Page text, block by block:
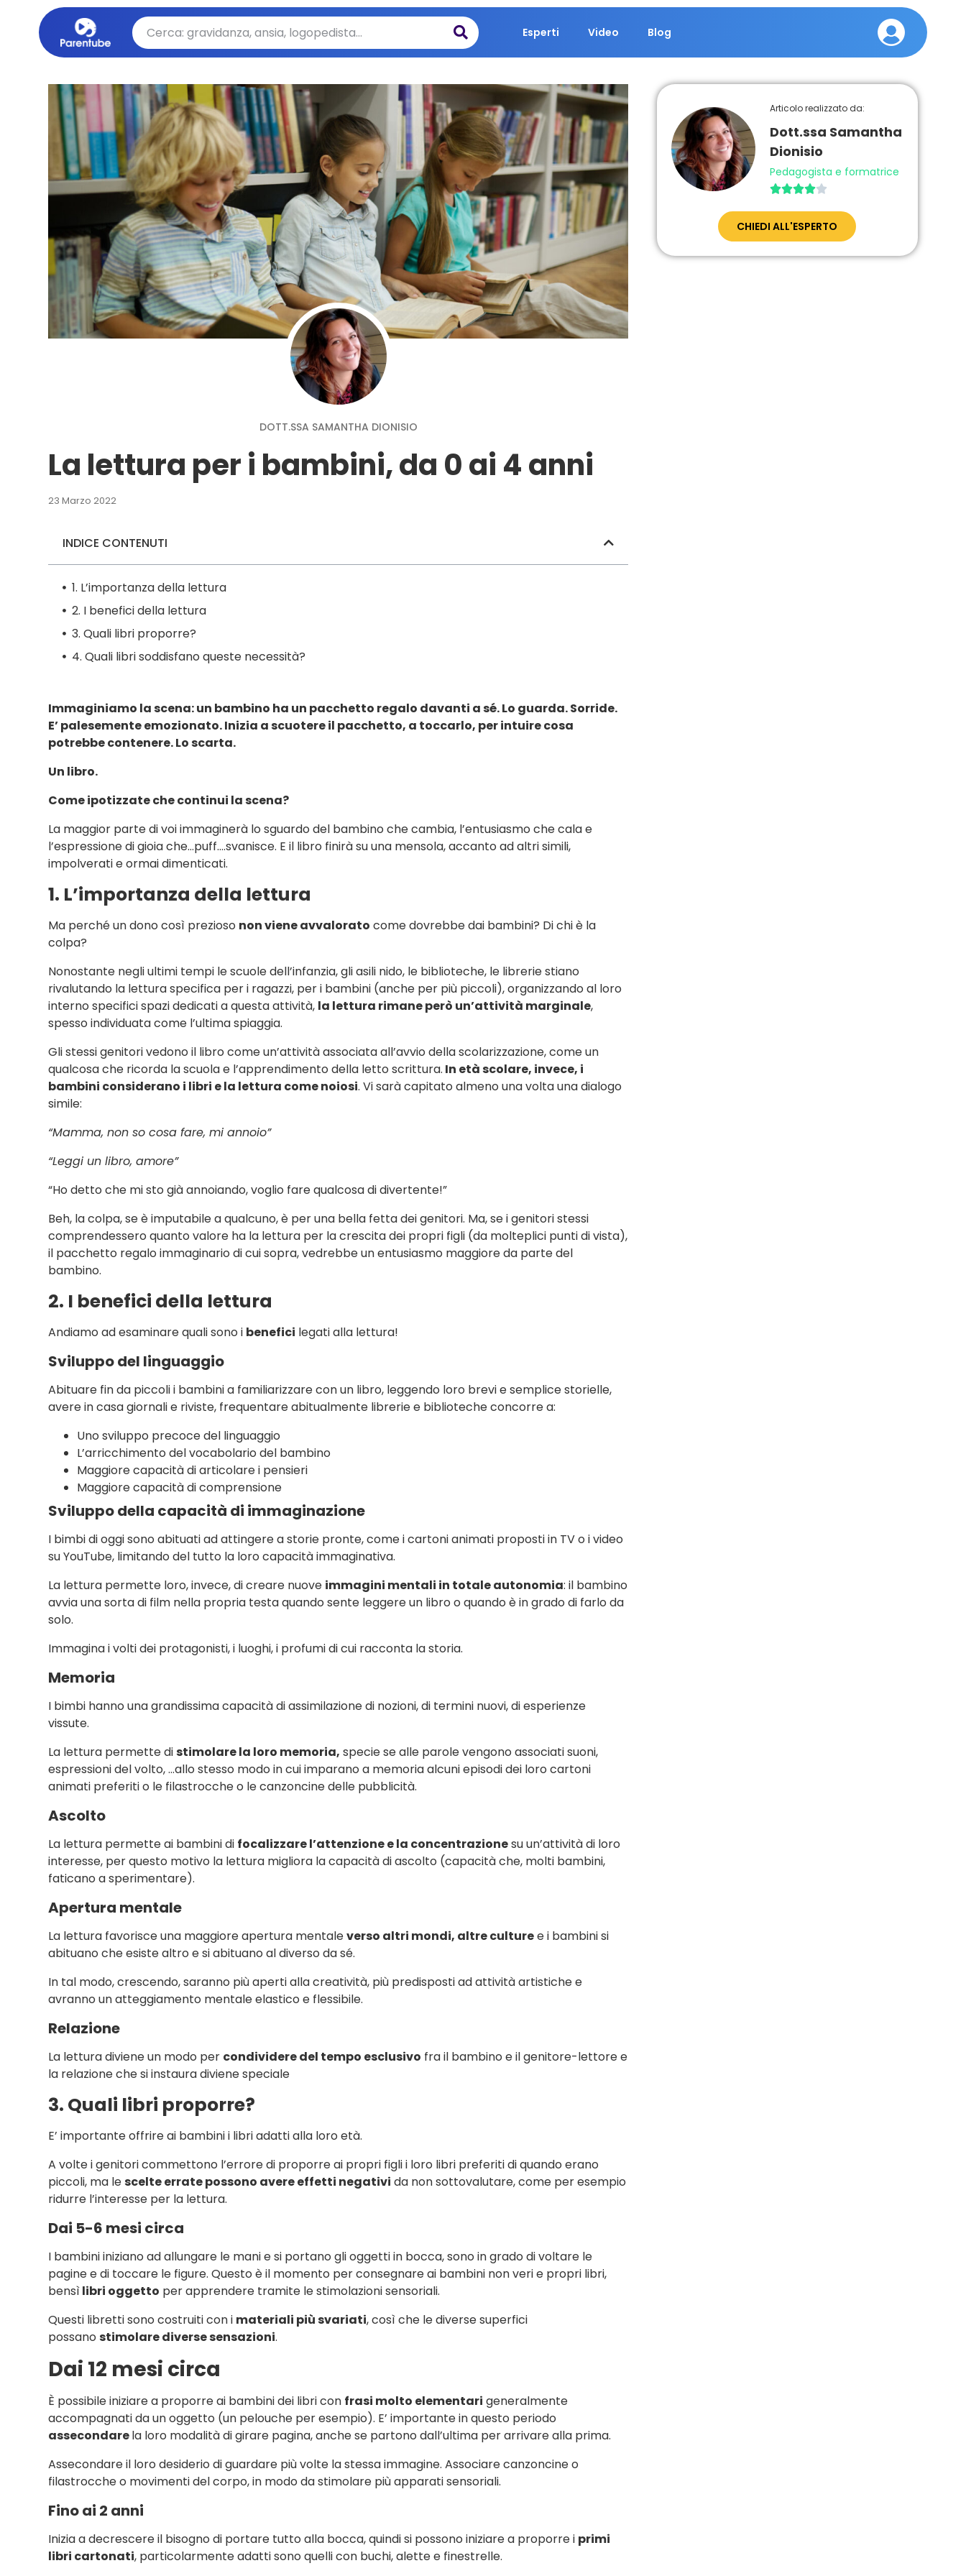
Esperti Video Blog
DOTT.SSA SAMANTHA DIONISIO
La lettura per i bambini, da 0 ai 4 anni
23 Marzo 2022
INDICE CONTENUTI
1. L’importanza della lettura
2. I benefici della lettura
3. Quali libri proporre?
4. Quali libri soddisfano queste necessità?
Immaginiamo la scena: un bambino ha un pacchetto regalo davanti a sé.Lo guarda. Sorride.
E’ palesemente emozionato. Inizia a scuotere il pacchetto, a toccarlo, per intuire cosa
potrebbe contenere. Lo scarta.
Un libro.
Come ipotizzate che continui la scena?
La maggior parte di voi immaginerà lo sguardo del bambino che cambia, l’entusiasmo che cala e
l’espressione di gioia che…puff….svanisce. E il libro finirà su una mensola, accanto ad altri simili,
impolverati e ormai dimenticati.
1. L’importanza della lettura
Ma perché un dono così prezioso non viene avvalorato come dovrebbe dai bambini? Di chi è la
colpa?
Nonostante negli ultimi tempi le scuole dell’infanzia, gli asili nido, le biblioteche, le librerie stiano
rivalutando la lettura specifica per i ragazzi, per i bambini (anche per più piccoli), organizzando al loro
interno specifici spazi dedicati a questa attività, la lettura rimane però un’attività marginale,
spesso individuata come l’ultima spiaggia.
Gli stessi genitori vedono il libro come un’attività associata all’avvio della scolarizzazione, come un
qualcosa che ricorda la scuola e l’apprendimento della letto scrittura. In età scolare, invece, i
bambini considerano i libri e la lettura come noiosi. Vi sarà capitato almeno una volta una dialogo
simile:
“Mamma, non so cosa fare, mi annoio”
“Leggi un libro, amore”
“Ho detto che mi sto già annoiando, voglio fare qualcosa di divertente!”
Beh, la colpa, se è imputabile a qualcuno, è per una bella fetta dei genitori. Ma, se i genitori stessi
comprendessero quanto valore ha la lettura per la crescita dei propri figli (da molteplici punti di vista),
il pacchetto regalo immaginario di cui sopra, vedrebbe un entusiasmo maggiore da parte del
bambino.
2. I benefici della lettura
Andiamo ad esaminare quali sono i benefici legati alla lettura!
Sviluppo del linguaggio
Abituare fin da piccoli i bambini a familiarizzare con un libro, leggendo loro brevi e semplice storielle,
avere in casa giornali e riviste, frequentare abitualmente librerie e biblioteche concorre a:
Uno sviluppo precoce del linguaggio
L’arricchimento del vocabolario del bambino
Maggiore capacità di articolare i pensieri
Maggiore capacità di comprensione
Sviluppo della capacità di immaginazione
I bimbi di oggi sono abituati ad attingere a storie pronte, come i cartoni animati proposti in TV o i video
su YouTube, limitando del tutto la loro capacità immaginativa.
La lettura permette loro, invece, di creare nuove immagini mentali in totale autonomia: il bambino
avvia una sorta di film nella propria testa quando sente leggere un libro o quando è in grado di farlo da
solo.
Immagina i volti dei protagonisti, i luoghi, i profumi di cui racconta la storia.
Memoria
I bimbi hanno una grandissima capacità di assimilazione di nozioni, di termini nuovi, di esperienze
vissute.
La lettura permette distimolare la loro memoria, specie se alle parole vengono associati suoni,
espressioni del volto, …allo stesso modo in cui imparano a memoria alcuni episodi dei loro cartoni
animati preferiti o le filastrocche o le canzoncine delle pubblicità.
Ascolto
La lettura permette ai bambini di focalizzare l’attenzione e la concentrazionesu un’attività di loro
interesse, per questo motivo la lettura migliora la capacità di ascolto (capacità che, molti bambini,
faticano a sperimentare).
Apertura mentale
La lettura favorisce una maggiore apertura mentaleverso altri mondi, altre culturee i bambini si
abituano che esiste altro e si abituano al diverso da sé.
In tal modo, crescendo, saranno più aperti alla creatività, più predisposti ad attività artistiche e
avranno un atteggiamento mentale elastico e flessibile.
Relazione
La lettura diviene un modo per condividere del tempo esclusivo fra il bambino e il genitore-lettore e
la relazione che si instaura diviene speciale
3. Quali libri proporre?
E’ importante offrire ai bambini i libri adatti alla loro età.
A volte i genitori commettono l’errore di proporre ai propri figli i loro libri preferiti di quando erano
piccoli, ma lescelte errate possono avere effetti negativi da non sottovalutare, come per esempio
ridurre l’interesse per la lettura.
Dai 5-6 mesi circa
I bambini iniziano ad allungare le mani e si portano gli oggetti in bocca, sono in grado di voltare le
pagine e di toccare le figure. Questo è il momento per consegnare ai bambini non veri e propri libri,
bensìlibri oggetto per apprendere tramite le stimolazioni sensoriali.
Questi libretti sono costruiti con i materiali più svariati, così che le diverse superfici
possanostimolare diverse sensazioni.
Dai 12 mesi circa
È possibile iniziare a proporre ai bambini dei libri con frasi molto elementari generalmente
accompagnati da un oggetto (un pelouche per esempio). E’ importante in questo periodo
assecondarela loro modalità di girare pagina, anche se partono dall’ultima per arrivare alla prima.
Assecondare il loro desiderio di guardare più volte la stessa immagine. Associare canzoncine o
filastrocche o movimenti del corpo, in modo da stimolare più apparati sensoriali.
Fino ai 2 anni
Inizia a decrescere il bisogno di portare tutto alla bocca, quindi si possono iniziare a proporre i primi
libri cartonati, particolarmente adatti sono quelli con buchi, alette e finestrelle.
Articolo realizzato da:
Dott.ssa Samantha
Dionisio
Pedagogista e formatrice

CHIEDI ALL'ESPERTO